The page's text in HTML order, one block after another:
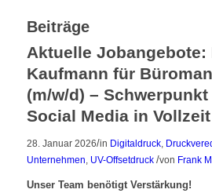
Beiträge
Aktuelle Jobangebote:
Kaufmann für
(m/w/d) –
Social Media in Vollzeit
28. Januar 2026/in Digitaldruck,
Unternehmen
UV-Offsetdruck /von Frank
Unser Team benötigt Verstärkung!